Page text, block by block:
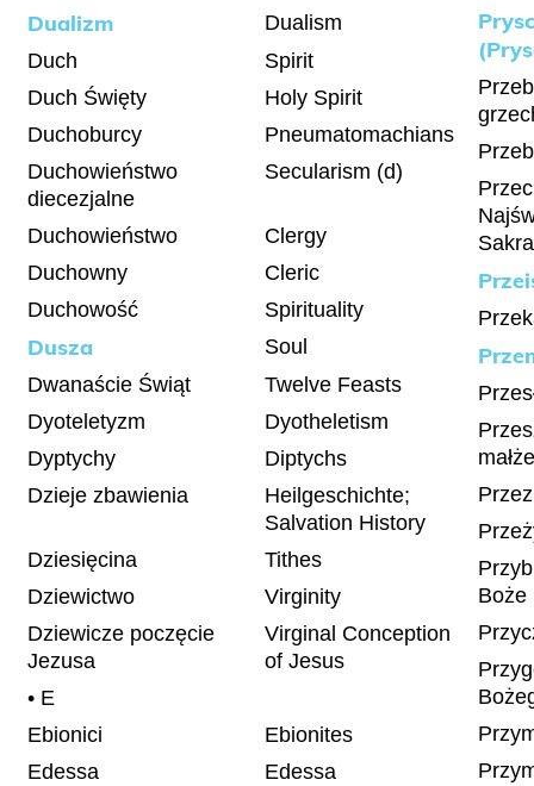
Dualizm
Dualism
Duch
Spirit
Duch Święty
Holy Spirit
Duchoburcy
Pneumatomachians
Duchowieństwo
diecezjalne
Secularism (d)
Duchowieństwo
Clergy
Duchowny
Cleric
Duchowość
Spirituality
Dusza
Soul
Dwanaście Świąt
Twelve Feasts
Dyoteletyzm
Dyotheletism
Dyptychy
Diptychs
Dzieje zbawienia
Heilgeschichte;
Salvation History
Dziesięcina
Tithes
Dziewictwo
Virginity
Dziewicze poczęcie
Jezusa
Virginal Conception
of Jesus
• E
Ebionici
Ebionites
Edessa
Edessa
Boże